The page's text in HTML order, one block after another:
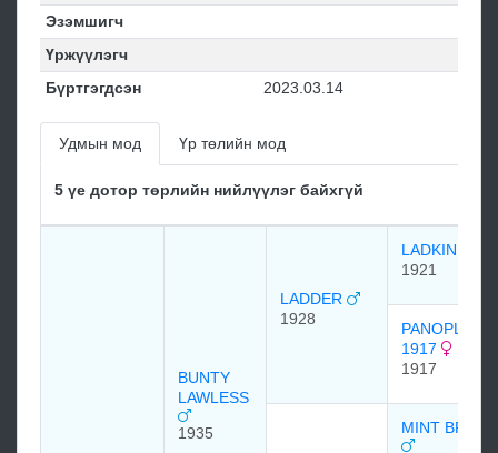
Эзэмшигч
Үржүүлэгч
Бүртгэгдсэн
2023.03.14
Удмын мод Үр төлийн мод
5 үе дотор төрлийн нийлүүлэг байхгүй
BUNTY
LAWLESS
1935
LADDER
1928
LADKIN
1921
PANOPLY
1917
1917
MINT BRIAR